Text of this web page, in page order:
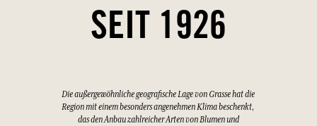
SEIT 1926
Die außergewöhnliche geografische Lage von Grasse hat die
Region mit einem besonders angenehmen Klima beschenkt,
das den Anbau zahlreicher Arten von Blumen und